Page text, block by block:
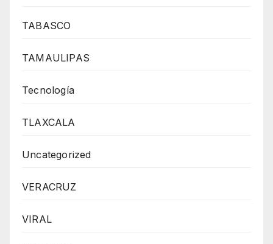
TABASCO
TAMAULIPAS
Tecnología
TLAXCALA
Uncategorized
VERACRUZ
VIRAL